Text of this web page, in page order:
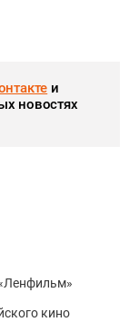
и
новостях
кино